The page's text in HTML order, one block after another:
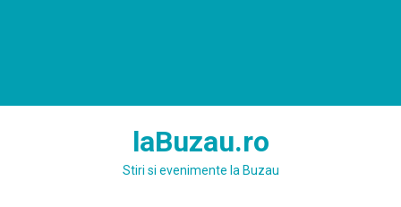
laBuzau.ro
Stiri si evenimente la Buzau